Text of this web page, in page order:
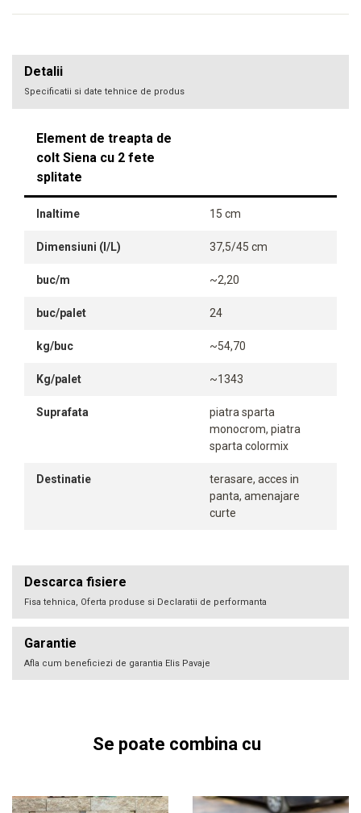
Detalii
Specificatii si date tehnice de produs
Element de treapta de
colt Siena cu 2 fete
splitate
Inaltime 15 cm
Dimensiuni (l/L) 37,5/45 cm
buc/m ~2,20
buc/palet 24
kg/buc ~54,70
Kg/palet ~1343
Suprafata
piatra sparta
monocrom, piatra
sparta colormix
Destinatie
terasare, acces in
panta, amenajare
curte
Descarca fisiere
Fisa tehnica, Oferta produse si Declaratii de performanta
Garantie
Afla cum beneficiezi de garantia Elis Pavaje
Se poate combina cu